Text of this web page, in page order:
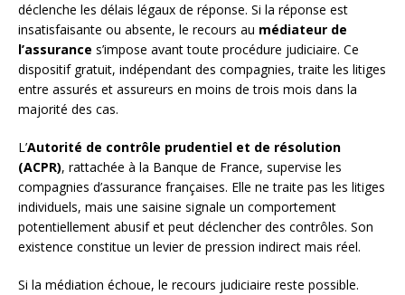
déclenche les délais légaux de réponse. Si la réponse est
insatisfaisante ou absente, le recours au médiateur de
l’assurance s’impose avant toute procédure judiciaire. Ce
dispositif gratuit, indépendant des compagnies, traite les litiges
entre assurés et assureurs en moins de trois mois dans la
majorité des cas.
L’Autorité de contrôle prudentiel et de résolution
(ACPR), rattachée à la Banque de France, supervise les
compagnies d’assurance françaises. Elle ne traite pas les litiges
individuels, mais une saisine signale un comportement
potentiellement abusif et peut déclencher des contrôles. Son
existence constitue un levier de pression indirect mais réel.
Si la médiation échoue, le recours judiciaire reste possible.